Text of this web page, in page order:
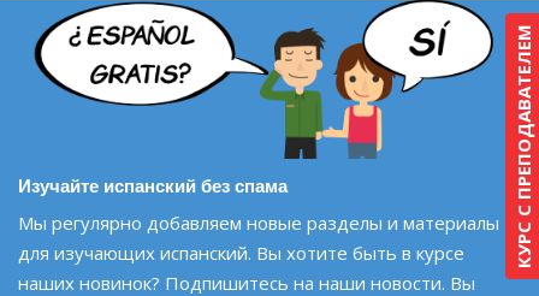
КУРС С ПРЕПОДАВАТЕЛЕМ
Изучайте испанский без спама
Мы регулярно добавляем новые разделы и материалы
для изучающих испанский. Вы хотите быть в курсе
наших новинок? Подпишитесь на наши новости. Вы